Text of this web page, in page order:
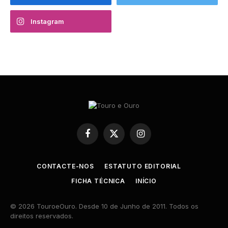
Instagram
Facebook
X
(Twitter)
Instagram
CONTACTE-NOS
ESTATUTO EDITORIAL
FICHA TÉCNICA
INÍCIO
© 2026 TouroeOuro. Desde 10 de Junho de 2011. Todos os
direitos reservados.